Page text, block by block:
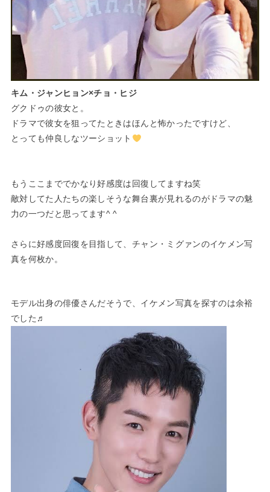
キム・ジャンヒョン×チョ・ヒジ
グクドゥの彼女と。
ドラマで彼女を狙ってたときはほんと怖かったですけど、
とっても仲良しなツーショット
もうここまででかなり好感度は回復してますね笑
敵対してた人たちの楽しそうな舞台裏が見れるのがドラマの魅
力の一つだと思ってます^ ^
さらに好感度回復を目指して、チャン・ミグァンのイケメン写
真を何枚か。
モデル出身の俳優さんだそうで、イケメン写真を探すのは余裕
でした♬